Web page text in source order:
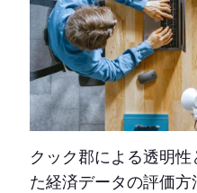
クック郡による透明
た経済データの評価方